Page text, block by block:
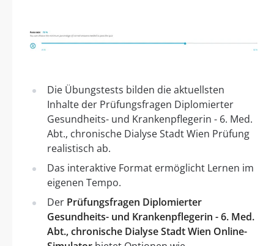
Die Übungstests bilden die aktuellsten
Inhalte der Prüfungsfragen Diplomierter
Gesundheits- und Krankenpflegerin - 6. Med.
Abt., chronische Dialyse Stadt Wien Prüfung
realistisch ab.
Das interaktive Format ermöglicht Lernen im
eigenen Tempo.
Der Prüfungsfragen Diplomierter
Gesundheits- und Krankenpflegerin - 6. Med.
Abt., chronische Dialyse Stadt Wien Online-